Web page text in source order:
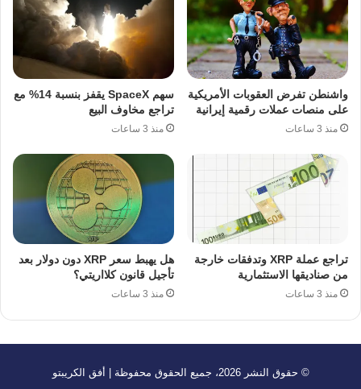
واشنطن تفرض العقوبات الأمريكية
على منصات عملات رقمية إيرانية
منذ 3 ساعات
سهم SpaceX يقفز بنسبة 14% مع
تراجع مخاوف البيع
منذ 3 ساعات
تراجع عملة XRP وتدفقات خارجة
من صناديقها الاستثمارية
منذ 3 ساعات
هل يهبط سعر XRP دون دولار بعد
تأجيل قانون كلااريتي؟
منذ 3 ساعات
© حقوق النشر 2026، جميع الحقوق محفوظة | أفق الكريبتو